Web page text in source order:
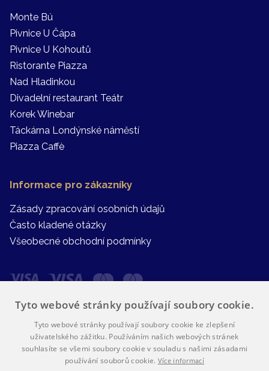
Monte Bú
Pivnice U Čápa
Pivnice U Kohoutů
Ristorante Piazza
Nad Hladinkou
Divadelní restaurant Teátr
Korek Winebar
Táckárna Londýnské náměstí
Piazza Caffè
Informace pro zákazníky
Zásady zpracování osobních údajů
Často kladené otázky
Všeobecné obchodní podmínky
Tyto webové stránky používají soubory cookie.
Tyto webové stránky používají soubory cookie ke zlepšení
uživatelského zážitku. Používáním našich webových stránek
souhlasíte se všemi soubory cookie v souladu s našimi zásadami
používání souborů cookie. Více informací